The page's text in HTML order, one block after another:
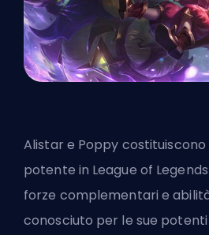
Alistar e Poppy
potente in League of
forze complementari e
conosciuto per le sue